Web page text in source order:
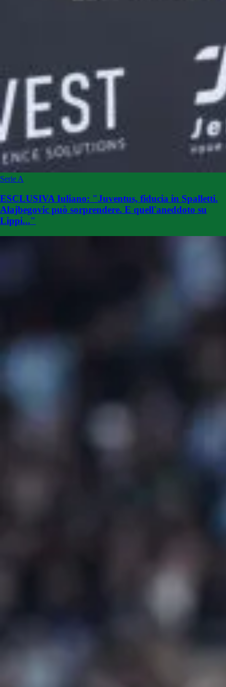
Serie A
ESCLUSIVA Iuliano: "Juventus, fiducia in Spalletti.
Alajbegovic può sorprendere. E quell'aneddoto su
Lippi..."